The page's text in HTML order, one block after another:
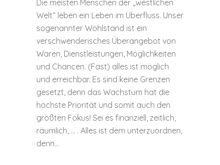
Die meisten Menschen der „westlichen
Welt“ leben ein Leben im Überfluss. Unser
sogenannter Wohlstand ist ein
verschwenderisches Überangebot von
Waren, Dienstleistungen, Möglichkeiten
und Chancen. (Fast) alles ist möglich
und erreichbar. Es sind keine Grenzen
gesetzt, denn das Wachstum hat die
höchste Priorität und somit auch den
größten Fokus! Sei es finanziell, zeitlich,
räumlich, … . Alles ist dem unterzuordnen,
denn...